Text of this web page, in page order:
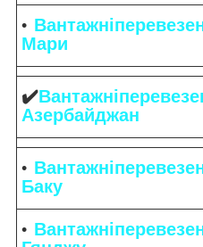
Мари
✔️
Азербайджан
Баку